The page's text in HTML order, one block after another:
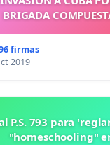
BRIGADA
firmas
2019
P.S. 793 para
"homeschooling"